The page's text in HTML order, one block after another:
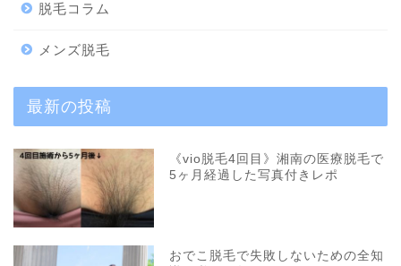
脱毛コラム
メンズ脱毛
最新の投稿
《vio脱毛4回目》湘南の医療脱毛で
5ヶ月経過した写真付きレポ
おでこ脱毛で失敗しないための全知